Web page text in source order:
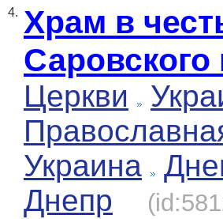
4. Храм в
Церкви
Украина
Днепр